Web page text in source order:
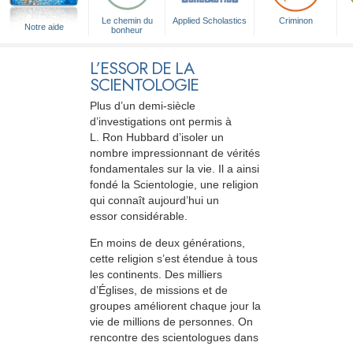
Notre aide
Le chemin du
bonheur
Applied Scholastics Criminon
L’ESSOR DE LA
SCIENTOLOGIE
Plus d’un demi-siècle
d’investigations ont permis à
L. Ron Hubbard d’isoler un
nombre impressionnant de vérités
fondamentales sur la vie. Il a ainsi
fondé la Scientologie, une religion
qui connaît aujourd’hui un
essor considérable.
En moins de deux générations,
cette religion s’est étendue à tous
les continents. Des milliers
d’Églises, de missions et de
groupes améliorent chaque jour la
vie de millions de personnes. On
rencontre des scientologues dans